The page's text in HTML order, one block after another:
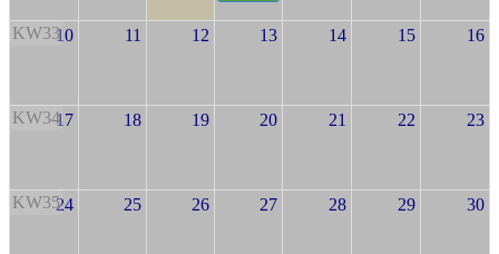
KW3310 11 12 13 14 15 16
KW3417 18 19 20 21 22 23
KW3524 25 26 27 28 29 30